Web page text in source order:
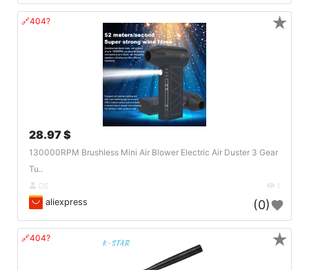
🔗404?
28.97 $
130000RPM Brushless Mini Air Blower Electric Air Duster 3 Gear
Tu..
DE 1
aliexpress (0)
★
🔗404? ★